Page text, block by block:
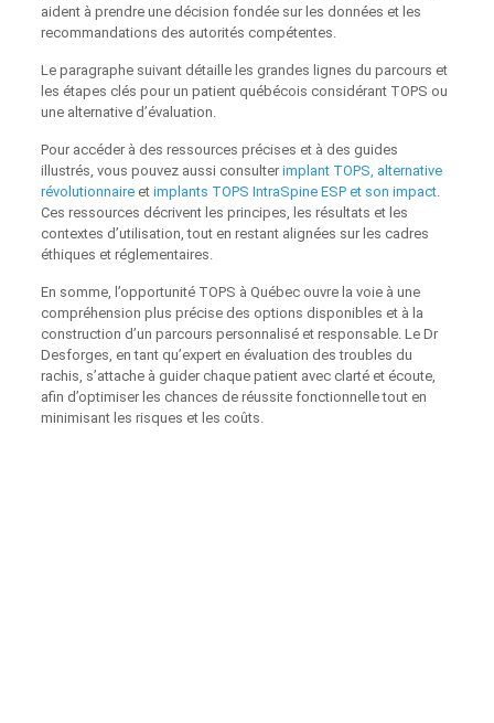
aident à prendre une décision fondée sur les données et les
recommandations des autorités compétentes.
Le paragraphe suivant détaille les grandes lignes du parcours et
les étapes clés pour un patient québécois considérant TOPS ou
une alternative d’évaluation.
Pour accéder à des ressources précises et à des guides
illustrés, vous pouvez aussi consulter implant TOPS, alternative
révolutionnaireet implants TOPS IntraSpine ESP et son impact.
Ces ressources décrivent les principes, les résultats et les
contextes d’utilisation, tout en restant alignées sur les cadres
éthiques et réglementaires.
En somme, l’opportunité TOPS à Québec ouvre la voie à une
compréhension plus précise des options disponibles et à la
construction d’un parcours personnalisé et responsable. Le Dr
Desforges, en tant qu’expert en évaluation des troubles du
rachis, s’attache à guider chaque patient avec clarté et écoute,
afin d’optimiser les chances de réussite fonctionnelle tout en
minimisant les risques et les coûts.